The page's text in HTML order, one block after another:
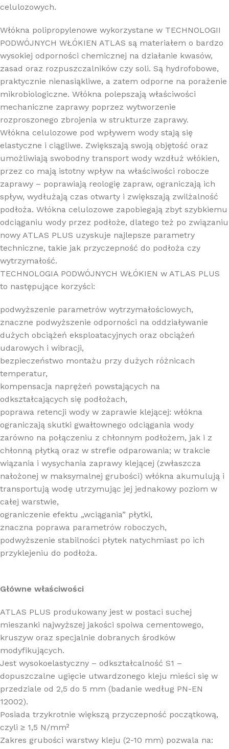
celulozowych.
Włókna polipropylenowe wykorzystane w TECHNOLOGII
PODWÓJNYCH WŁÓKIEN ATLAS są materiałem o bardzo
wysokiej odporności chemicznej na działanie kwasów,
zasad oraz rozpuszczalników czy soli. Są hydrofobowe,
praktycznie nienasiąkliwe, a zatem odporne na porażenie
mikrobiologiczne. Włókna polepszają właściwości
mechaniczne zaprawy poprzez wytworzenie
rozproszonego zbrojenia w strukturze zaprawy.
Włókna celulozowe pod wpływem wody stają się
elastyczne i ciągliwe. Zwiększają swoją objętość oraz
umożliwiają swobodny transport wody wzdłuż włókien,
przez co mają istotny wpływ na właściwości robocze
zaprawy – poprawiają reologię zapraw, ograniczają ich
spływ, wydłużają czas otwarty i zwiększają zwilżalność
podłoża. Włókna celulozowe zapobiegają zbyt szybkiemu
odciąganiu wody przez podłoże, dlatego też po związaniu
nowy ATLAS PLUS uzyskuje najlepsze parametry
techniczne, takie jak przyczepność do podłoża czy
wytrzymałość.
TECHNOLOGIA PODWÓJNYCH WŁÓKIEN w ATLAS PLUS
to następujące korzyści:
podwyższenie parametrów wytrzymałościowych,
znaczne podwyższenie odporności na oddziaływanie
dużych obciążeń eksploatacyjnych oraz obciążeń
udarowych i wibracji,
bezpieczeństwo montażu przy dużych różnicach
temperatur,
kompensacja naprężeń powstających na
odkształcających się podłożach,
poprawa retencji wody w zaprawie klejącej: włókna
ograniczają skutki gwałtownego odciągania wody
zarówno na połączeniu z chłonnym podłożem, jak i z
chłonną płytką oraz w strefie odparowania; w trakcie
wiązania i wysychania zaprawy klejącej (zwłaszcza
nałożonej w maksymalnej grubości) włókna akumulują i
transportują wodę utrzymując jej jednakowy poziom w
całej warstwie,
ograniczenie efektu „wciągania” płytki,
znaczna poprawa parametrów roboczych,
podwyższenie stabilności płytek natychmiast po ich
przyklejeniu do podłoża.
Główne właściwości
ATLAS PLUS produkowany jest w postaci suchej
mieszanki najwyższej jakości spoiwa cementowego,
kruszyw oraz specjalnie dobranych środków
modyfikujących.
Jest wysokoelastyczny – odkształcalność S1 –
dopuszczalne ugięcie utwardzonego kleju mieści się w
przedziale od 2,5 do 5 mm (badanie według PN-EN
12002).
Posiada trzykrotnie większą przyczepność początkową,
czyli ≥ 1,5 N/mm²
Zakres grubości warstwy kleju (2-10 mm) pozwala na: